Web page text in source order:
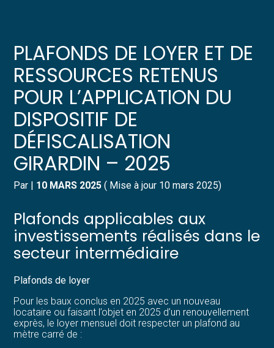
Gérer votre quotidien
Piloter votre entreprise
Développer votre entreprise
Construire votre patrimoine
Structurer votre croissance
Être prêt pour la facturation
électronique
Suivre votre comptabilité
Gérer vos ressources humaines
Dématérialiser vos documents
PLAFONDS DE LOYER ET DE
RESSOURCES RETENUS
POUR L’APPLICATION DU
DISPOSITIF DE
DÉFISCALISATION
GIRARDIN – 2025
Par | 10 MARS 2025 ( Mise à jour 10 mars 2025)
Plafonds applicables aux
investissements réalisés dans le
secteur intermédiaire
Plafonds de loyer
Pour les baux conclus en 2025 avec un nouveau
locataire ou faisant l’objet en 2025 d’un renouvellement
exprès, le loyer mensuel doit respecter un plafond au
mètre carré de :